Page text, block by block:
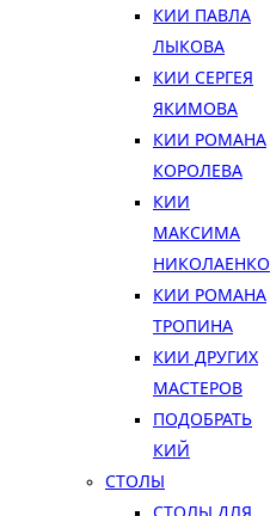
КИИ ПАВЛА
ЛЫКОВА
КИИ СЕРГЕЯ
ЯКИМОВА
КИИ РОМАНА
КОРОЛЕВА
КИИ
МАКСИМА
НИКОЛАЕНКО
КИИ РОМАНА
ТРОПИНА
КИИ ДРУГИХ
МАСТЕРОВ
ПОДОБРАТЬ
КИЙ
СТОЛЫ